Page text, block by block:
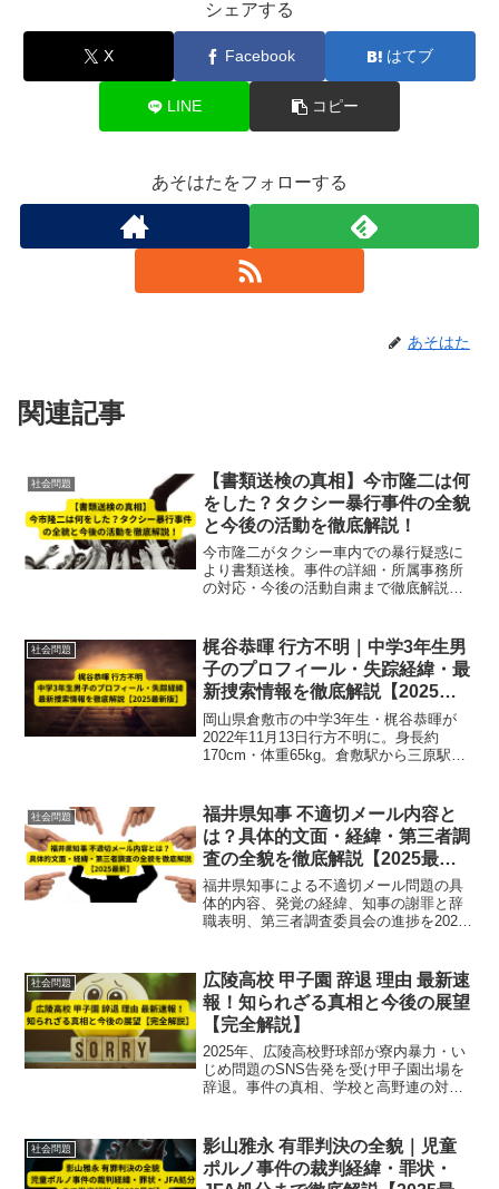
シェアする
X Facebook はてブ
LINE コピー
あそはたをフォローする
あそはた
関連記事
社会問題
【書類送検の真相】今市隆二は何
をした？タクシー暴行事件の全貌
と今後の活動を徹底解説！
今市隆二がタクシー車内での暴行疑惑に
より書類送検。事件の詳細・所属事務所
の対応・今後の活動自粛まで徹底解説し
社会問題
梶谷恭暉 行方不明｜中学3年生男
子のプロフィール・失踪経緯・最
新捜索情報を徹底解説【2025最
新版】
岡山県倉敷市の中学3年生・梶谷恭暉が
2022年11月13日行方不明に。身長約
170cm・体重65kg。倉敷駅から三原駅、
解説【2025最新版】
社会問題
福井県知事 不適切メール内容と
は？具体的文面・経緯・第三者調
査の全貌を徹底解説【2025最
新】
福井県知事による不適切メール問題の具
体的内容、発覚の経緯、知事の謝罪と辞
職表明、第三者調査委員会の進捗を2025
社会問題
広陵高校 甲子園 辞退 理由 最新速
報！知られざる真相と今後の展望
【完全解説】
2025年、広陵高校野球部が寮内暴力・い
じめ問題のSNS告発を受け甲子園出場を
辞退。事件の真相、学校と高野連の対
社会問題
影山雅永 有罪判決の全貌｜児童
ポルノ事件の裁判経緯・罪状・